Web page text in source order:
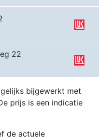
22
bijgewerkt met
prijs is een indicatie
de actuele